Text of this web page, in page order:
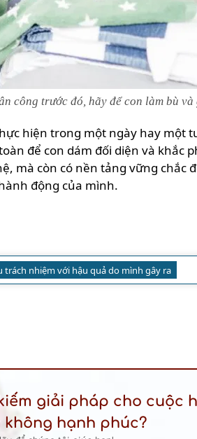
công trước đó, hãy để con làm bù
hiện trong một ngày hay một
để con dám đối diện và khắc
mà còn có nền tảng vững chắc
động của mình.
trách nhiệm với hậu quả do mình gây ra
giải pháp cho cuộc
không hạnh phúc?